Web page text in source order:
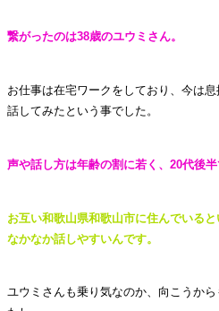
繋がったのは38歳のユウミさん。
お仕事は在宅ワークをしており、今は
話してみたという事でした。
声や話し方は年齢の割に若く、20代後
お互い和歌山県和歌山市に住んでいる
なかなか話しやすいんです。
ユウミさんも乗り気なのか、向こうか